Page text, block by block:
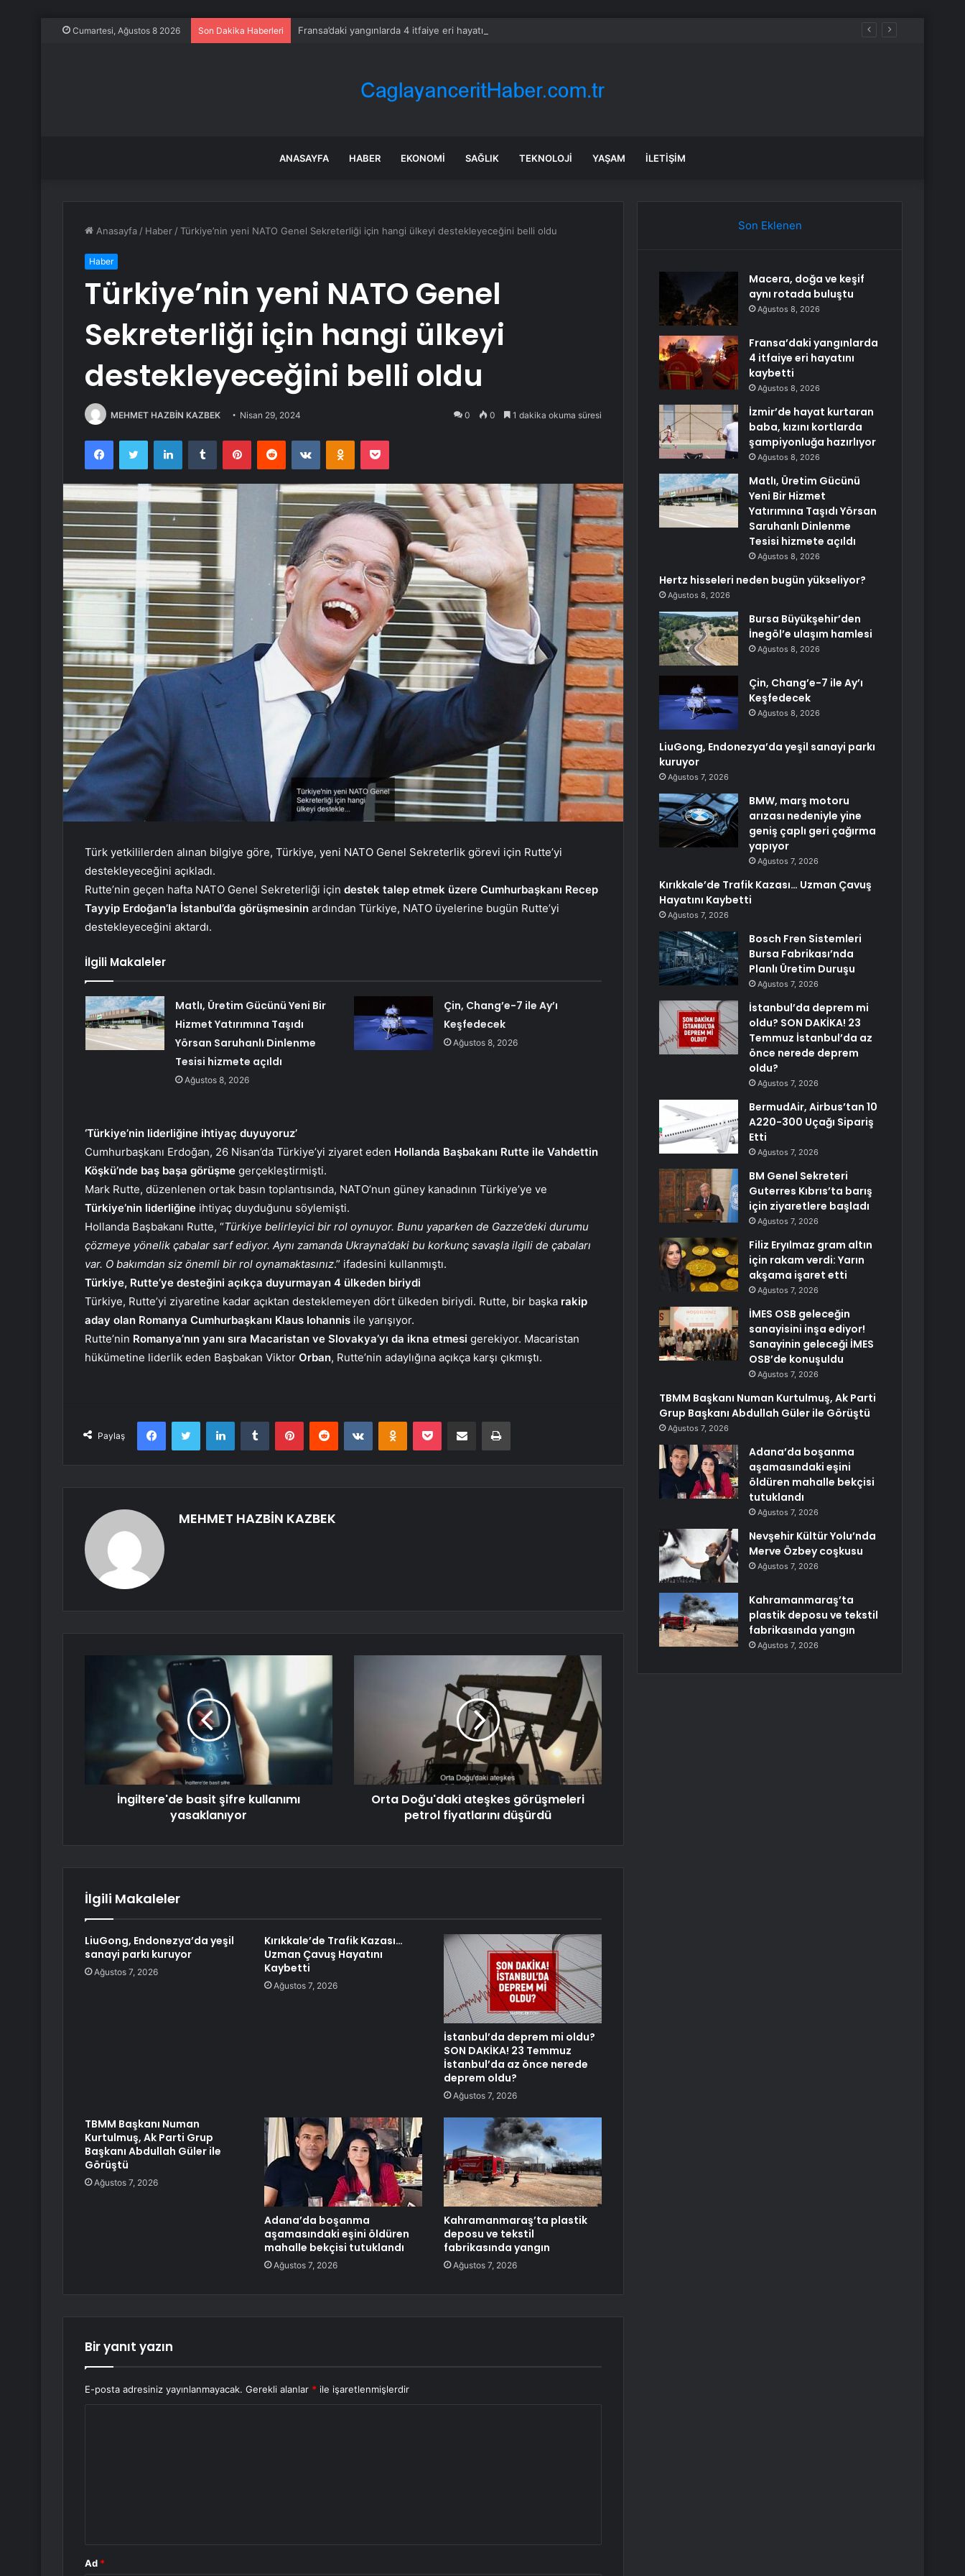
Cumartesi, Ağustos 8 2026 Son Dakika Haberleri Fransa’daki yangınlarda 4 itfaiye eri hayatını kaybetti
ANASAYFA HABER EKONOMI SAĞLIK TEKNOLOJI YAŞAM İLETIŞIM
Anasayfa / Haber /Türkiye’nin yeni NATO Genel Sekreterliği için hangi ülkeyi destekleyeceğini belli oldu
Haber
Türkiye’nin yeni NATO Genel
Sekreterliği için hangi ülkeyi
destekleyeceğini belli oldu
MEHMET HAZBİN KAZBEK Nisan 29, 2024 0 0 1 dakika okuma süresi
FacebookTwitter LinkedInTumblr PinterestReddit VKontakteOdnoklassniki
Pocket
Türk yetkililerden alınan bilgiye göre, Türkiye, yeni NATO Genel Sekreterlik görevi için Rutte’yi
destekleyeceğini açıkladı.
Rutte’nin geçen hafta NATO Genel Sekreterliği için destek talep etmek üzere Cumhurbaşkanı Recep
Tayyip Erdoğan’la İstanbul’da görüşmesinin ardından Türkiye, NATO üyelerine bugün Rutte’yi
destekleyeceğini aktardı.
İlgili Makaleler
Matlı, Üretim Gücünü Yeni Bir
Hizmet Yatırımına Taşıdı
Yörsan Saruhanlı Dinlenme
Tesisi hizmete açıldı
Ağustos 8, 2026
Çin, Chang’e-7 ile Ay’ı
Keşfedecek
Ağustos 8, 2026
‘Türkiye’nin liderliğine ihtiyaç duyuyoruz’
Cumhurbaşkanı Erdoğan, 26 Nisan’da Türkiye’yi ziyaret eden Hollanda Başbakanı Rutte ile Vahdettin
Köşkü’nde baş başa görüşme gerçekleştirmişti.
Mark Rutte, düzenlenen ortak basın toplantısında, NATO’nun güney kanadının Türkiye’ye ve
Türkiye’nin liderliğine ihtiyaç duyduğunu söylemişti.
Hollanda Başbakanı Rutte, “Türkiye belirleyici bir rol oynuyor. Bunu yaparken de Gazze’deki durumu
çözmeye yönelik çabalar sarf ediyor. Aynı zamanda Ukrayna’daki bu korkunç savaşla ilgili de çabaları
var. O bakımdan siz önemli bir rol oynamaktasınız.” ifadesini kullanmıştı.
Türkiye, Rutte’ye desteğini açıkça duyurmayan 4 ülkeden biriydi
Türkiye, Rutte’yi ziyaretine kadar açıktan desteklemeyen dört ülkeden biriydi. Rutte, bir başka rakip
aday olan Romanya Cumhurbaşkanı Klaus Iohannis ile yarışıyor.
Rutte’nin Romanya’nın yanı sıra Macaristan ve Slovakya’yı da ikna etmesi gerekiyor. Macaristan
hükümetine liderlik eden Başbakan Viktor Orban, Rutte’nin adaylığına açıkça karşı çıkmıştı.
Paylaş
FacebookTwitter LinkedInTumblr PinterestReddit VKontakteOdnoklassniki
Pocket E-Posta ile paylaş Yazdır
MEHMET HAZBİN KAZBEK
İngiltere'de basit şifre kullanımı
yasaklanıyor
Orta Doğu'daki ateşkes görüşmeleri
petrol fiyatlarını düşürdü
İlgili Makaleler
LiuGong, Endonezya’da yeşil
sanayi parkı kuruyor
Ağustos 7, 2026
Kırıkkale’de Trafik Kazası…
Uzman Çavuş Hayatını
Kaybetti
Ağustos 7, 2026
İstanbul’da deprem mi oldu?
SON DAKİKA! 23 Temmuz
İstanbul’da az önce nerede
deprem oldu?
Ağustos 7, 2026
TBMM Başkanı Numan
Kurtulmuş, Ak Parti Grup
Başkanı Abdullah Güler ile
Görüştü
Ağustos 7, 2026
Adana’da boşanma
aşamasındaki eşini öldüren
mahalle bekçisi tutuklandı
Ağustos 7, 2026
Kahramanmaraş’ta plastik
deposu ve tekstil
fabrikasında yangın
Ağustos 7, 2026
Bir yanıt yazın
E-posta adresiniz yayınlanmayacak. Gerekli alanlar * ile işaretlenmişlerdir
Ad *
Son Eklenen
Macera, doğa ve keşif
aynı rotada buluştu
Ağustos 8, 2026
Fransa’daki yangınlarda
4 itfaiye eri hayatını
kaybetti
Ağustos 8, 2026
İzmir’de hayat kurtaran
baba, kızını kortlarda
şampiyonluğa hazırlıyor
Ağustos 8, 2026
Matlı, Üretim Gücünü
Yeni Bir Hizmet
Yatırımına Taşıdı Yörsan
Saruhanlı Dinlenme
Tesisi hizmete açıldı
Ağustos 8, 2026
Hertz hisseleri neden bugün yükseliyor?
Ağustos 8, 2026
Bursa Büyükşehir’den
İnegöl’e ulaşım hamlesi
Ağustos 8, 2026
Çin, Chang’e-7 ile Ay’ı
Keşfedecek
Ağustos 8, 2026
LiuGong, Endonezya’da yeşil sanayi parkı
kuruyor
Ağustos 7, 2026
BMW, marş motoru
arızası nedeniyle yine
geniş çaplı geri çağırma
yapıyor
Ağustos 7, 2026
Kırıkkale’de Trafik Kazası… Uzman Çavuş
Hayatını Kaybetti
Ağustos 7, 2026
Bosch Fren Sistemleri
Bursa Fabrikası’nda
Planlı Üretim Duruşu
Ağustos 7, 2026
İstanbul’da deprem mi
oldu? SON DAKİKA! 23
Temmuz İstanbul’da az
önce nerede deprem
oldu?
Ağustos 7, 2026
BermudAir, Airbus’tan 10
A220-300 Uçağı Sipariş
Etti
Ağustos 7, 2026
BM Genel Sekreteri
Guterres Kıbrıs’ta barış
için ziyaretlere başladı
Ağustos 7, 2026
Filiz Eryılmaz gram altın
için rakam verdi: Yarın
akşama işaret etti
Ağustos 7, 2026
İMES OSB geleceğin
sanayisini inşa ediyor!
Sanayinin geleceği İMES
OSB’de konuşuldu
Ağustos 7, 2026
TBMM Başkanı Numan Kurtulmuş, Ak Parti
Grup Başkanı Abdullah Güler ile Görüştü
Ağustos 7, 2026
Adana’da boşanma
aşamasındaki eşini
öldüren mahalle bekçisi
tutuklandı
Ağustos 7, 2026
Nevşehir Kültür Yolu’nda
Merve Özbey coşkusu
Ağustos 7, 2026
Kahramanmaraş’ta
plastik deposu ve tekstil
fabrikasında yangın
Ağustos 7, 2026